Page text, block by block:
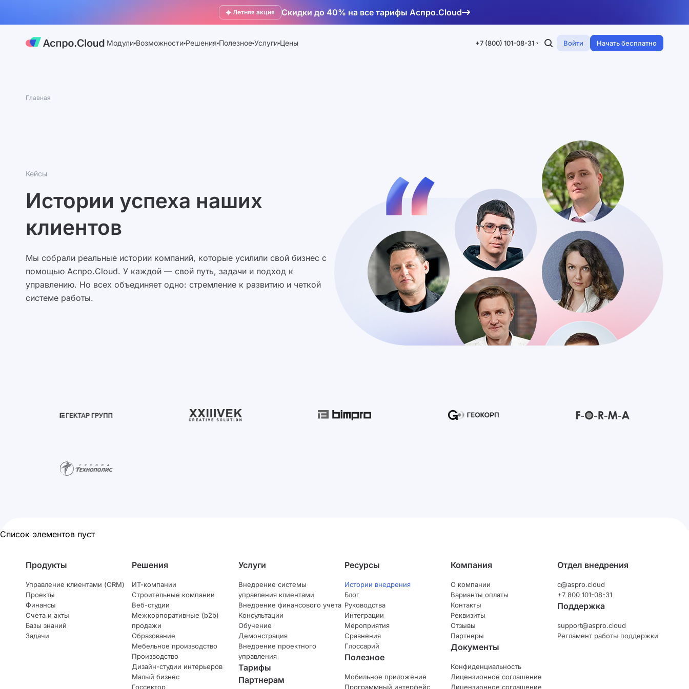
☀️ Летняя акция Скидки до 40% на все тарифы Аспро.Cloud
Модули Возможности Решения Полезное Услуги Цены +7 (800) 101-08-31 Войти Начать бесплатно
Главная
Кейсы
Истории успеха наших
клиентов
Мы собрали реальные истории компаний, которые усилили свой бизнес с
помощью Аспро.Cloud. У каждой — свой путь, задачи и подход к
управлению. Но всех объединяет одно: стремление к развитию и четкой
системе работы.
Список элементов пуст
Продукты
Управление клиентами (CRM)
Проекты
Финансы
Счета и акты
Базы знаний
Задачи
Решения
ИТ-компании
Строительные компании
Веб-студии
Межкорпоративные (b2b)
продажи
Образование
Мебельное производство
Производство
Дизайн-студии интерьеров
Малый бизнес
Госсектор
Услуги
Внедрение системы
управления клиентами
Внедрение финансового учета
Консультации
Обучение
Демонстрация
Внедрение проектного
управления
Тарифы
Партнерам
Ресурсы
Истории внедрения
Блог
Руководства
Интеграции
Мероприятия
Сравнения
Глоссарий
Полезное
Мобильное приложение
Программный интерфейс
Компания
О компании
Варианты оплаты
Контакты
Реквизиты
Отзывы
Партнеры
Документы
Конфиденциальность
Лицензионное соглашение
Лицензионное соглашение
Отдел внедрения
c@aspro.cloud
+7 800 101-08-31
Поддержка
support@aspro.cloud
Регламент работы поддержки